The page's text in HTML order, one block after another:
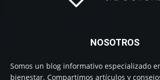
NOSOTROS
Somos un blog informativo especializado
bienestar. Compartimos artículos y